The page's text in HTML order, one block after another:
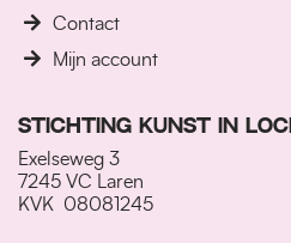
Contact
Mijn account
STICHTING KUNST IN
Exelseweg 3
7245 VC Laren
KVK 08081245